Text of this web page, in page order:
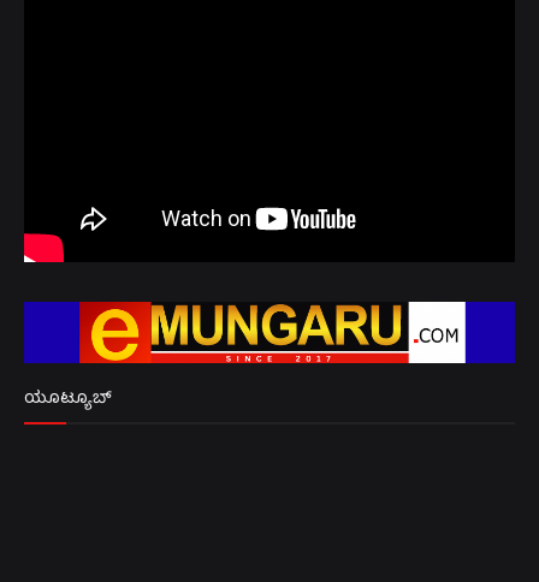
ಯೂಟ್ಯೂಬ್